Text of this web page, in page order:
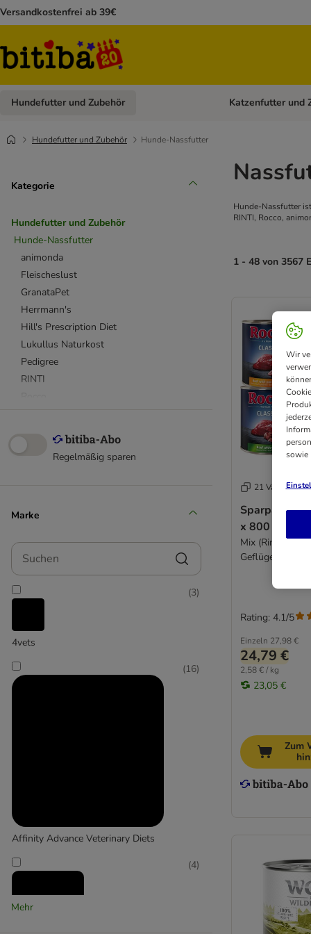
Versandkostenfrei ab 39€
Hundefutter und Zubehör Kategorie-Menü
Katzenfutter und
Hundefutter und Zubehör Hunde-Nassfutter
Kategorie
Hundefutter und Zubehör
Hunde-Nassfutter
animonda
Fleischeslust
GranataPet
Herrmann's
Hill's Prescription Diet
Lukullus Naturkost
Pedigree
RINTI
Royal Canin
Royal Canin Veterinary
Terra Canis
4Vets
Almo Nature
alpha spirit
Belcando
Bozita
Concept for Life Veterinary Diet
Dog's Love
Regelmäßig sparen
Marke
Suchen
4vets
(3)
Affinity Advance Veterinary Diets
(16)
(4)
Mehr
Hunde-Nassfutter
RINTI, Rocco,
1 - 48 von 3567
21 Varianten
Sparpaket
x 800 g
Mix (Rind pur,
Geflügelherzen,
Einzeln 27,98 €
24,79 €
2,58 € / kg
23,05 €
Rating: 4.1/5
Zum
Wir
sowie